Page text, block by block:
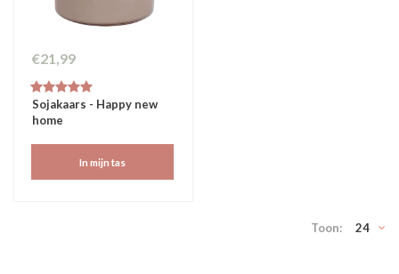
€21,99
Sojakaars - Happy new
home
In mijn tas
Toon: 24